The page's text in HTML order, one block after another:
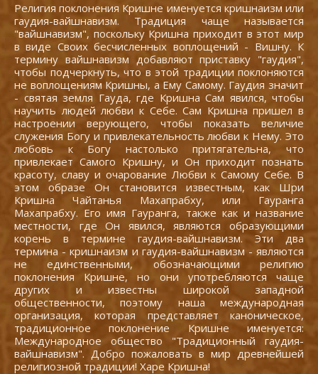
Религия поклонения Кришне именуется кришнаизм или
гаудия-вайшнавизм. Традиция чаще называется
"вайшнавизм", поскольку Кришна приходит в этот мир
в виде Своих бесчисленных воплощений - Вишну. К
термину вайшнавизм добавляют приставку "гаудия",
чтобы подчеркнуть, что в этой традиции поклоняются
не воплощениям Кришны, а Ему Самому. Гаудия значит
- святая земля Гауда, где Кришна Сам явился, чтобы
научить людей любви к Себе. Сам Кришна пришел в
настроении верующего, чтобы показать величие
служения Богу и привлекательность любви к Нему. Это
любовь к Богу настолько притягательна, что
привлекает Самого Кришну, и Он приходит познать
красоту, славу и очарование Любви к Самому Себе. В
этом образе Он становится известным, как Шри
Кришна Чайтанья Махапрабху, или Гауранга
Махапрабху. Его имя Гауранга, также как и название
местности, где Он явился, являются образующими
корень в термине гаудия-вайшнавизм. Эти два
термина - кришнаизм и гаудия-вайшнавизм - являются
не единственными, обозначающими религию
поклонения Кришне, но они употребляются чаще
других и известны широкой западной
общественности, поэтому наша международная
организация, которая представляет каноническое,
традиционное поклонение Кришне именуется:
Международное общество "Традиционный гаудия-
вайшнавизм". Добро пожаловать в мир древнейшей
религиозной традиции! Харе Кришна!